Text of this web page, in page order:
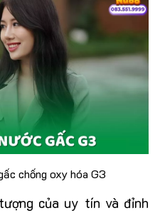
chống oxy hóa G3
của uy tín và đỉnh